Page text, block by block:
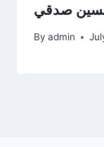
صدقي
By admin